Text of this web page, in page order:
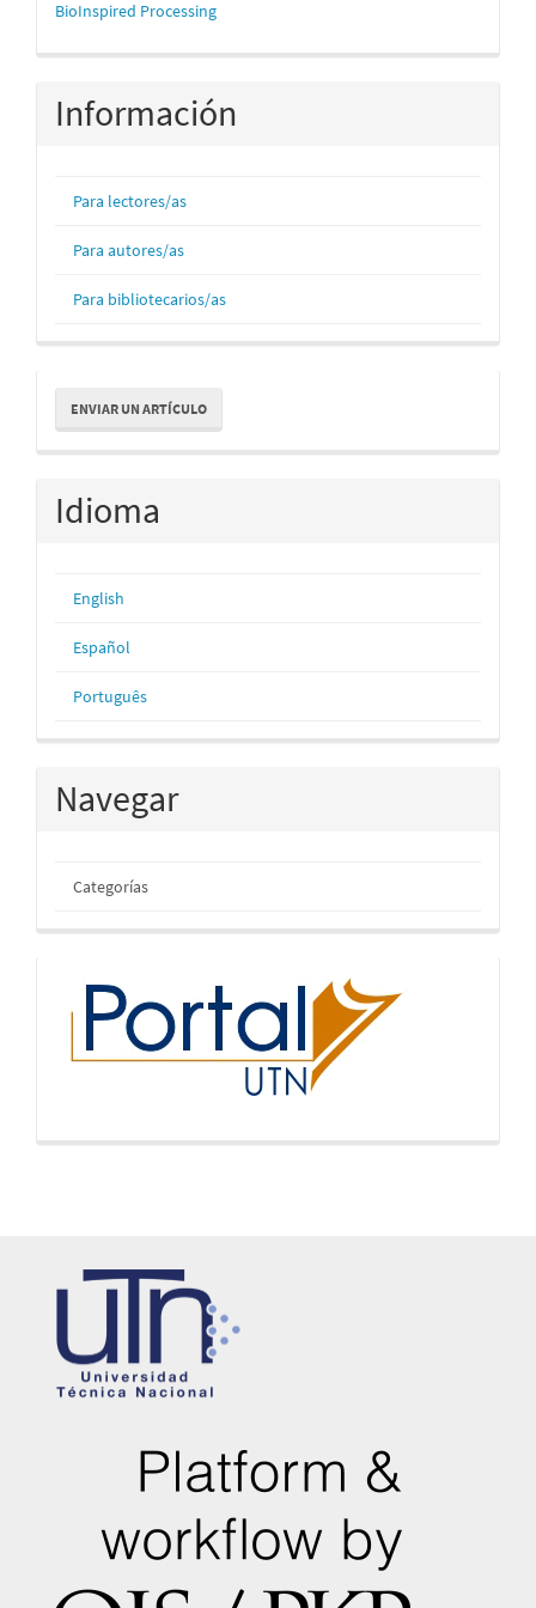
mascerca
BioInspired Processing
Información
Para lectores/as
Para autores/as
Para bibliotecarios/as
Enviar
un
artículo
ENVIAR UN ARTÍCULO
Idioma
English
Español
Português
Navegar
Categorías
inicio